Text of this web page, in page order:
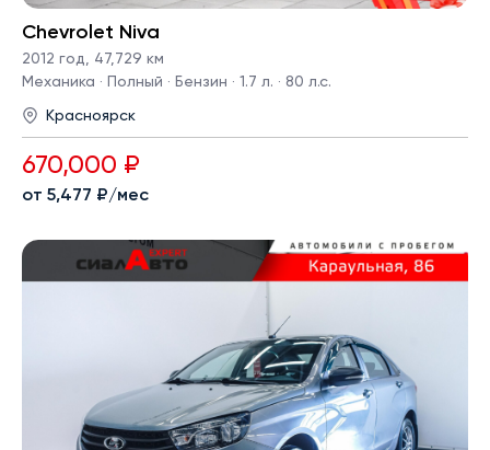
Chevrolet Niva
2012 год
47,729 км
Механика · Полный · Бензин · 1.7 л. · 80 л.с.
Красноярск
670,000 ₽
от 5,477 ₽/мес